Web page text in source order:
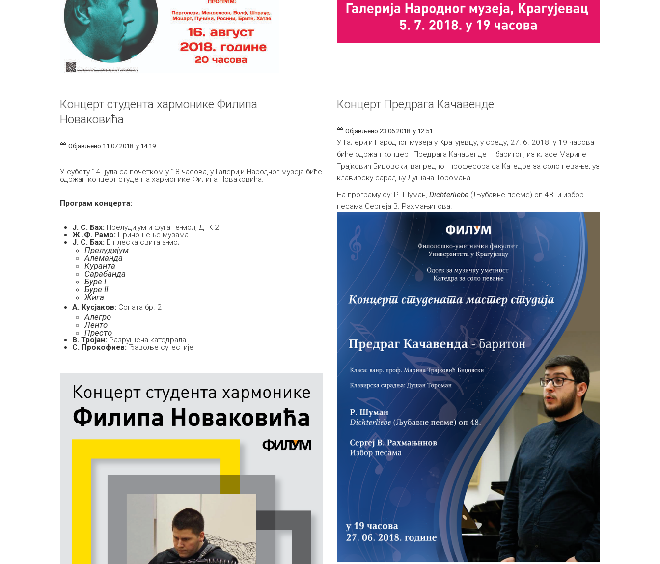
Концерт студента хармонике Филипа
Новаковића
Објављено 11.07.2018. у 14:19
У суботу 14. јула са почетком у 18 часова, у Галерији Народног музеја биће
одржан концерт студента хармонике Филипа Новаковића.
Програм концерта:
Ј. С. Бах: Прелудијум и фуга ге-мол, ДТК 2
Ж .Ф. Рамо: Приношење музама
Ј. С. Бах: Енглеска свита а-мол
Прелудијум
Алеманда
Куранта
Сарабанда
Буре I
Буре II
Жига
А. Кусјаков: Соната бр. 2
Алегро
Ленто
Престо
В. Тројан: Разрушена катедрала
С. Прокофиев: Ђавоље сугестије
Концерт Предрага Качавенде
Објављено 23.06.2018. у 12:51
У Галерији Народног музеја у Крагујевцу, у среду, 27. 6. 2018. у 19 часова
биће одржан концерт Предрага Качавенде – баритон, из класе Марине
Трајковић Биџовски, ванредног професора са Катедре за соло певање, уз
клавирску сарадњу Душана Торомана.
На програму су: Р. Шуман,Dichterliebe (Љубавне песме) оп 48. и избор
песама Сергеја В. Рахмањинова.